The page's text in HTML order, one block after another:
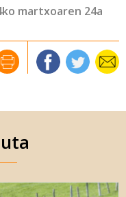
martxoaren 24a